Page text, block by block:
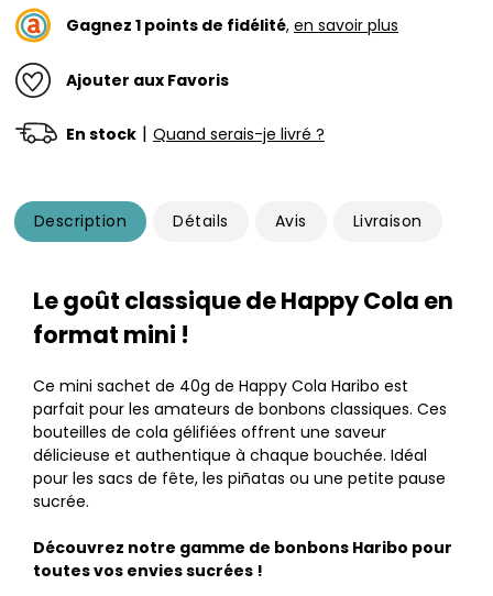
Gagnez 1 points de fidélité, en savoir plus
Ajouter aux Favoris
En stock | Quand serais-je livré ?
Description Détails Avis Livraison
Le goût classique de Happy Cola en
format mini !
Ce mini sachet de 40g de Happy Cola Haribo est
parfait pour les amateurs de bonbons classiques. Ces
bouteilles de cola gélifiées offrent une saveur
délicieuse et authentique à chaque bouchée. Idéal
pour les sacs de fête, les piñatas ou une petite pause
sucrée.
Découvrez notre gamme de bonbons Haribo pour
toutes vos envies sucrées !